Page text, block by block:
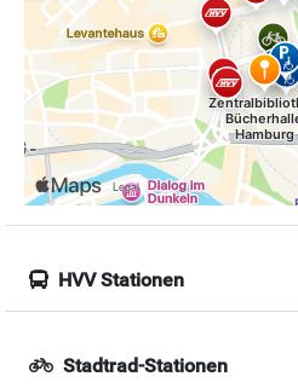
HVV Stationen
Stadtrad-Stationen